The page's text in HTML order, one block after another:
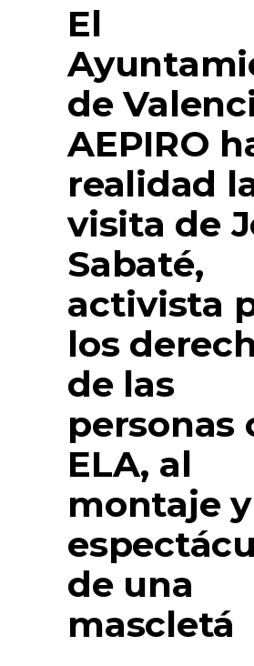
El
de
AEPIRO
realidad
visita de
Sabaté,
activista
los
de las
personas
ELA, al
montaje y
de una
mascletá